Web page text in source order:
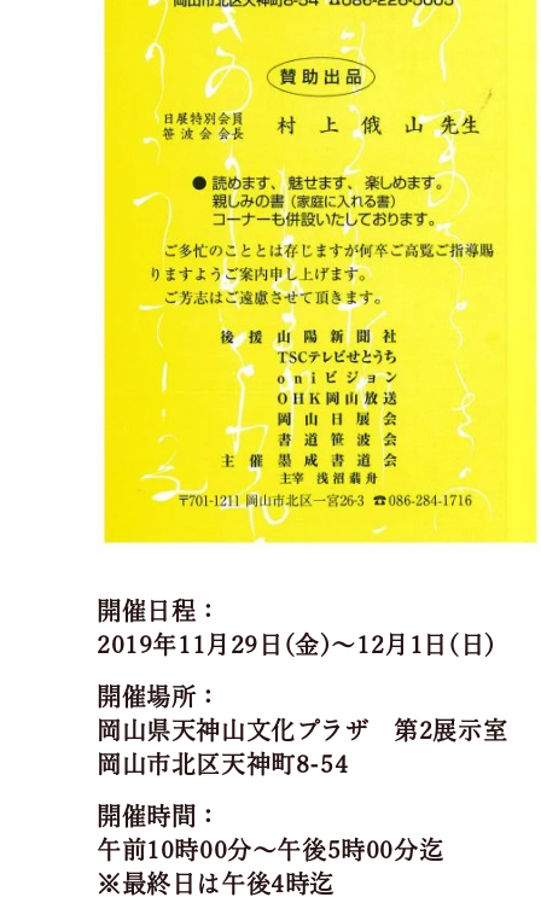
開催日程：
2019年11月29日(金)～12月1日(日)
開催場所：
岡山県天神山文化プラザ 第2展示室
岡山市北区天神町8-54
開催時間：
午前10時00分～午後5時00分迄
※最終日は午後4時迄